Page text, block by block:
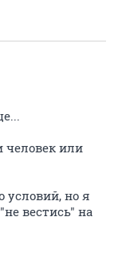
человек или
условий, но я
вестись" на